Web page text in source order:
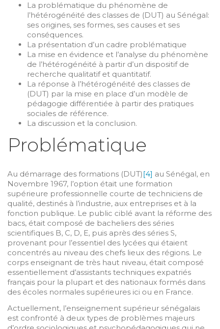
La problématique du phénomène de
l’hétérogénéité des classes de (DUT) au Sénégal:
ses origines, ses formes, ses causes et ses
conséquences.
La présentation d’un cadre problématique
La mise en évidence et l’analyse du phénomène
de l’hétérogénéité à partir d’un dispositif de
recherche qualitatif et quantitatif.
La réponse à l’hétérogénéité des classes de
(DUT) par la mise en place d’un modèle de
pédagogie différentiée à partir des pratiques
sociales de référence.
La discussion et la conclusion.
Problématique
Au démarrage des formations (DUT)[4] au Sénégal, en
Novembre 1967, l’option était une formation
supérieure professionnelle courte de techniciens de
qualité, destinés à l’industrie, aux entreprises et à la
fonction publique. Le public ciblé avant la réforme des
bacs, était composé de bacheliers des séries
scientifiques B, C, D, E, puis après des séries S,
provenant pour l’essentiel des lycées qui étaient
concentrés au niveau des chefs lieux des régions. Le
corps enseignant de très haut niveau, était composé
essentiellement d’assistants techniques expatriés
français pour la plupart et des nationaux formés dans
des écoles normales supérieures ici ou en France.
Actuellement, l’enseignement supérieur sénégalais
est confronté à deux types de problèmes majeurs